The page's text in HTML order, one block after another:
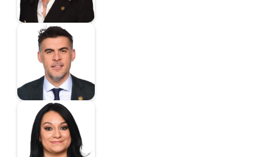
Scherer Pareyón
Julio Javier
Diputada
Trujillo Trujillo Karina
Alejandra
Diputada